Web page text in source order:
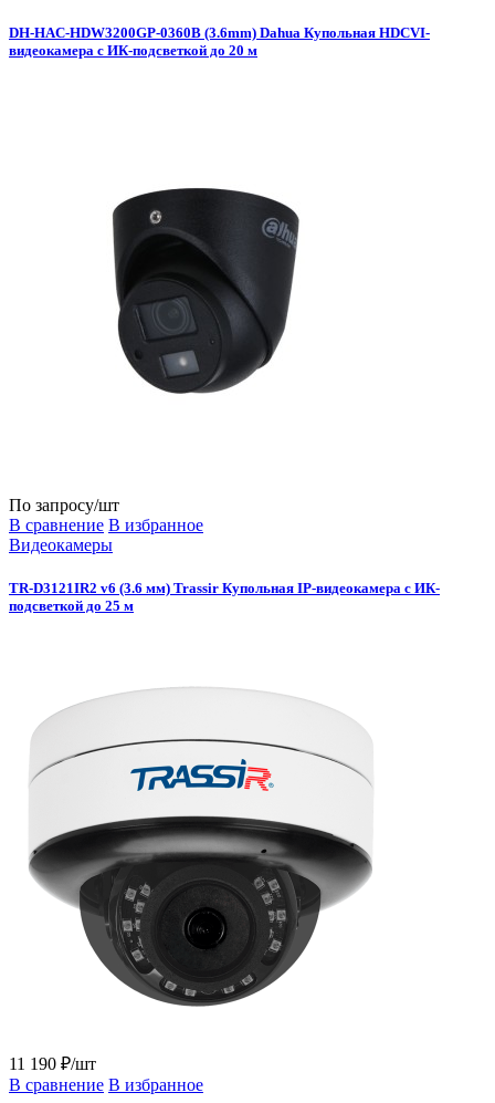
DH-HAC-HDW3200GP-0360B (3.6mm) Dahua Купольная HDCVI-
видеокамера c ИК-подсветкой до 20 м
По запросу/шт
В сравнение В избранное
Видеокамеры
TR-D3121IR2 v6 (3.6 мм) Trassir Купольная IP-видеокамера с ИК-
подсветкой до 25 м
11 190 ₽/шт
В сравнение В избранное